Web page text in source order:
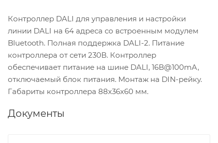
Контроллер DALI для управления и настройки
линии DALI на 64 адреса со встроенным модулем
Bluetooth. Полная поддержка DALI-2. Питание
контроллера от сети 230В. Контроллер
обеспечивает питание на шине DALI, 16В@100mA,
отключаемый блок питания. Монтаж на DIN-рейку.
Габариты контроллера 88х36х60 мм.
Документы